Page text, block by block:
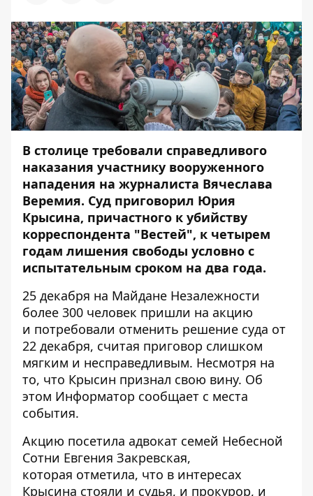
В столице требовали справедливого
наказания участнику вооруженного
нападения на журналиста Вячеслава
Веремия. Суд приговорил Юрия
Крысина, причастного к убийству
корреспондента "Вестей", к четырем
годам лишения свободы условно с
испытательным сроком на два года.
25 декабря на Майдане Незалежности
более 300 человек пришли на акцию
и потребовали отменить решение суда от
22 декабря, считая приговор слишком
мягким и несправедливым. Несмотря на
то, что Крысин признал свою вину. Об
этом Информатор сообщает с места
события.
Акцию посетила адвокат семей Небесной
Сотни Евгения Закревская,
которая отметила, что в интересах
Крысина стояли и судья, и прокурор, и